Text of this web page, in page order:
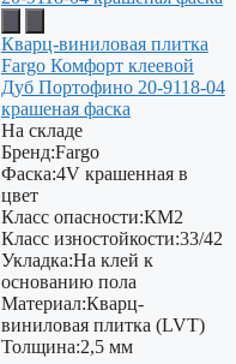
Кварц-виниловая плитка
Fargo Комфорт клеевой
Дуб Портофино 20-9118-04
крашеная фаска
На складе
Бренд:Fargo
Фаска:4V крашенная в
цвет
Класс опасности:КМ2
Класс изностойкости:33/42
Укладка:На клей к
основанию пола
Материал:Кварц-
виниловая плитка (LVT)
Толщина:2,5 мм